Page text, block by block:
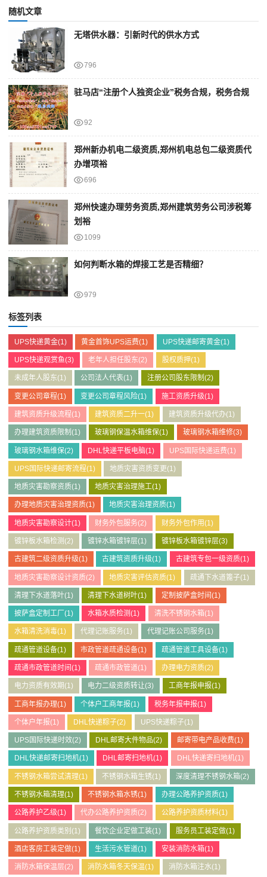
随机文章
无塔供水器：引新时代的供水方式
796
驻马店“注册个人独资企业”税务合规，税务合规
92
郑州新办机电二级资质,郑州机电总包二级资质代
办增项裕
696
郑州快速办理劳务资质,郑州建筑劳务公司涉税筹
划裕
1099
如何判断水箱的焊接工艺是否精细？
979
标签列表
UPS快递黄金(1) 黄金首饰UPS运费(1) UPS快递邮寄黄金(1)
UPS快递观赏鱼(3) 老年人担任股东(2) 股权质押(1)
未成年人股东(1) 公司法人代表(1) 注册公司股东限制 (2)
变更公司章程(1) 变更公司章程风险(1) 施工资质升级(1)
建筑资质升级流程(1) 建筑资质二升一(1) 建筑资质升级代办(1)
办理建筑资质限制 (1) 玻璃钢保温水箱维保(1) 玻璃钢水箱维修(3)
玻璃钢水箱维保(2) DHL快递平板电脑(1) UPS国际快递运费(1)
UPS国际快递邮寄流程(1) 地质灾害资质变更(1)
地质灾害勘察资质(1) 地质灾害治理施工(1)
办理地质灾害治理资质(1) 地质灾害治理资质(1)
地质灾害勘察设计(1) 财务外包服务(2) 财务外包作用(1)
镀锌板水箱检测 (2) 镀锌水箱镀锌层(1) 镀锌板水箱镀锌层(3)
古建筑二级资质升级(1) 古建筑资质升级(1) 古建筑专包一级资质(1)
地质灾害勘察设计资质(2) 地质灾害评估资质(1) 疏通下水道篦子(1)
清理下水道落叶(1) 清理下水道树叶(1) 定制披萨盒时间(1)
披萨盒定制工厂 (1) 水箱水质检测(1) 清洗不锈钢水箱(1)
水箱清洗消毒(1) 代理记账服务(1) 代理记账公司服务(1)
疏通管道设备(1) 市政管道疏通设备(1) 疏通管道工具设备(1)
疏通市政管道时间 (1) 疏通市政管道(1) 办理电力资质(2)
电力资质有效期 (1) 电力二级资质转让(3) 工商年报申报(1)
工商年报办理(1) 个体户工商年报(1) 税务年报申报(1)
个体户年报(1) DHL快递粽子(2) UPS快递粽子(1)
UPS国际快递时效(2) DHL邮寄大件物品(2) 邮寄带电产品收费(1)
DHL快递邮寄扫地机(1) DHL邮寄扫地机(1) DHL快递寄扫地机(1)
不锈钢水箱尝试清理(1) 不锈钢水箱生锈(1) 深度清理不锈钢水箱(2)
不锈钢水箱清理(1) 不锈钢水箱水锈(1) 办理公路养护资质(1)
公路养护乙级(1) 代办公路养护资质(2) 公路养护资质材料(1)
公路养护资质类别 (1) 餐饮企业定做工装(1) 服务员工装定做(1)
酒店客房工装定做(1) 生活污水管道(1) 安装消防水箱(1)
消防水箱保温层(2) 消防水箱冬天保温(1) 消防水箱注水(1)